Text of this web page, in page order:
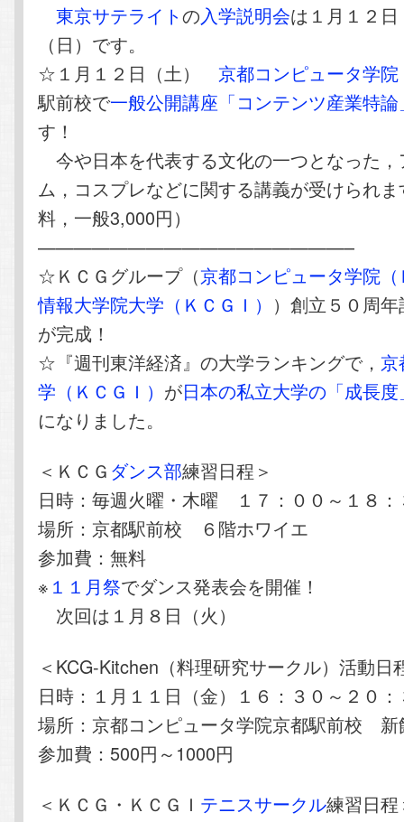
東京サテライトの入学説明会は１月１２
（日）です。
☆１月１２日（土） 京都コンピュータ学
駅前校で一般公開講座「コンテンツ産業特論
す！
今や日本を代表する文化の一つとなった
ム，コスプレなどに関する講義が受けられ
料，一般3,000円）
—————————————————–
☆ＫＣＧグループ（京都コンピュータ学院
情報大学院大学（ＫＣＧＩ） ）創立５０周
が完成！
☆『週刊東洋経済』の大学ランキングで，
学（ＫＣＧＩ） が日本の私立大学の「成長
になりました。
＜ＫＣＧ ダンス部練習日程＞
日時：毎週火曜・木曜 １７：００～１８：
場所：京都駅前校 ６階ホワイエ
参加費：無料
※ １１月祭でダンス発表会を開催！
次回は１月８日（火）
＜KCG-Kitchen（料理研究サークル）活動日
日時：１月１１日（金）１６：３０～２０
場所：京都コンピュータ学院京都駅前校 新
参加費：500円～1000円
＜ＫＣＧ・ＫＣＧＩ テニスサークル練習日程